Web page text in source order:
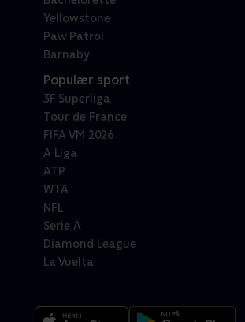
Yellowstone
Paw Patrol
Barnaby
Populær sport
3F Superliga
Tour de France
FIFA VM 2026
A Liga
ATP
WTA
NFL
Serie A
Diamond League
La Vuelta